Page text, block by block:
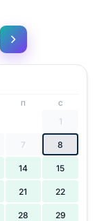
П С
1
7 8
14 15
21 22
28 29